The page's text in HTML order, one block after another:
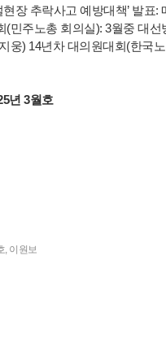
현장 추락사고 예방대책’ 발
(민주노총 회의실): 3월중 대
웅) 14년차 대의원대회(한국
년 3월호
, 이원보